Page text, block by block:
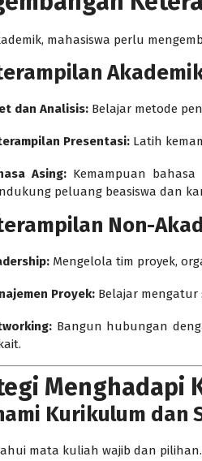
mahasiswa perlu
dan Analisis: Belajar metode
Presentasi: Latih
Asing:Kemampuan bahasa
peluang beasiswa dan
Non-
Mengelola tim proyek,
Proyek: Belajar mengatur
Bangun hubungan
Menghadapi
Kurikulum dan
mata kuliah wajib dan pilihan.